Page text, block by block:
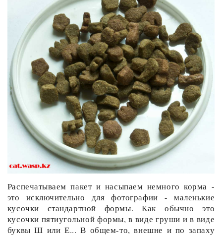
Распечатываем пакет и насыпаем немного корма -
это исключительно для фотографии - маленькие
кусочки стандартной формы. Как обычно это
кусочки пятиугольной формы, в виде груши и в виде
буквы Ш или Е... В общем-то, внешне и по запаху